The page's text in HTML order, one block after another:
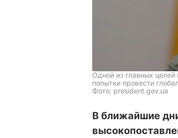
Одной из главных
попытки провести
Фото: president.gov.ua
В ближайшие